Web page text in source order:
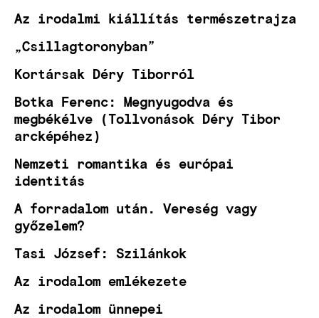
Az irodalmi kiállítás természetrajza
„Csillagtoronyban”
Kortársak Déry Tiborról
Botka Ferenc: Megnyugodva és
megbékélve (Tollvonások Déry Tibor
arcképéhez)
Nemzeti romantika és európai
identitás
A forradalom után. Vereség vagy
győzelem?
Tasi József: Szilánkok
Az irodalom emlékezete
Az irodalom ünnepei